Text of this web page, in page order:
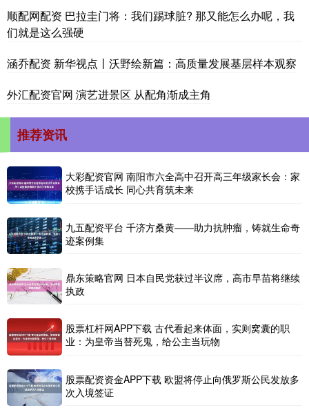
顺配网配资 巴拉圭门将：我们踢球脏? 那又能怎么办呢，我
们就是这么强硬
涵乔配资 新华视点丨沃野绘新篇：高质量发展基层样本观察
外汇配资官网 演艺进景区 从配角渐成主角
推荐资讯
大彩配资官网 南阳市六全高中召开高三年级家长会：家
校携手话成长 同心共育筑未来
九五配资平台 千济方桑黄——助力抗肿瘤，铸就生命奇
迹案例集
鼎东策略官网 日本自民党获过半议席，高市早苗将继续
执政
股票杠杆网APP下载 古代看起来体面，实则窝囊的职
业：为皇帝当替死鬼，给公主当玩物
股票配资资金APP下载 欧盟将停止向俄罗斯公民发放多
次入境签证